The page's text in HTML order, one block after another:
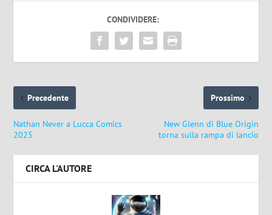
CONDIVIDERE:
Precedente
Nathan Never a Lucca Comics
2025
Prossimo
New Glenn di Blue Origin
torna sulla rampa di lancio
CIRCA L'AUTORE